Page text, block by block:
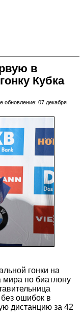
в
Кубка
обновление: 07 декабря
гонки на
мира по биатлону
ошибок в
дистанцию за 42